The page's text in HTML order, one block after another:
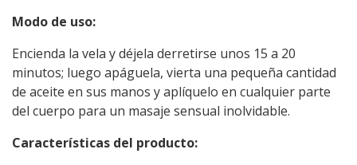
Modo de uso:
Encienda la vela y déjela derretirse unos 15 a 20
minutos; luego apáguela, vierta una pequeña cantidad
de aceite en sus manos y aplíquelo en cualquier parte
del cuerpo para un masaje sensual inolvidable.
Características del producto: